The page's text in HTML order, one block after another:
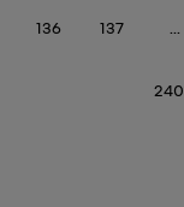
136 137
240